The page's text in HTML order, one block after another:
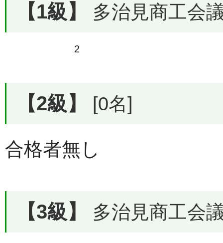
【1級】 多治見商工会
2
【2級】 [0名]
合格者無し
【3級】 多治見商工会